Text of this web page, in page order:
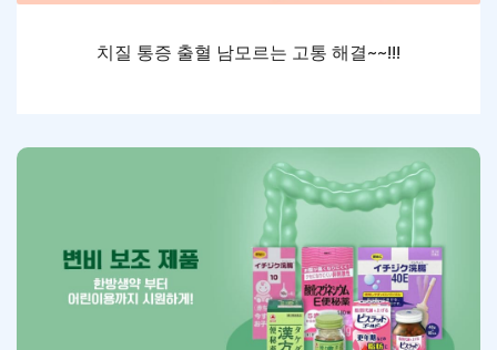
치질 통증 출혈 남모르는 고통 해결~~!!!